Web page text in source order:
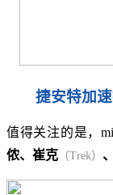
捷安特加
值得关注的是，
侬、崔克 （Trek）